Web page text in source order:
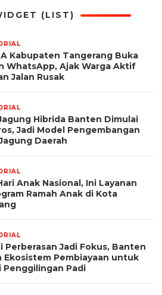
(LIST)
Kabupaten Tangerang Buka
WhatsApp, Ajak Warga Aktif
Jalan Rusak
Hibrida Banten Dimulai
Jadi Model Pengembangan
Daerah
Anak Nasional, Ini Layanan
Ramah Anak di Kota
Perberasan Jadi Fokus, Banten
Ekosistem Pembiayaan untuk
Penggilingan Padi